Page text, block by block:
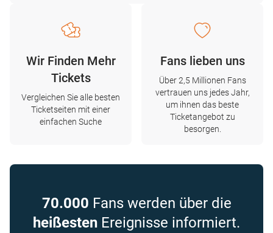
Wir Finden Mehr
Tickets
Vergleichen Sie alle besten
Ticketseiten mit einer
einfachen Suche
Fans lieben uns
Über 2,5 Millionen Fans
vertrauen uns jedes Jahr,
um ihnen das beste
Ticketangebot zu
besorgen.
70.000 Fans werden über die
heißesten Ereignisse informiert.